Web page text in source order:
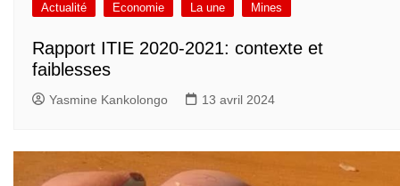
Actualité Economie La une Mines
Rapport ITIE 2020-2021: contexte et
faiblesses
Yasmine Kankolongo 13 avril 2024